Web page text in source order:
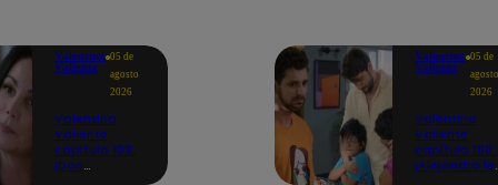
Valentina
Valiente
05 de
agosto
2026
Valentina
Valiente
capítulo 108:
¡Don
Valentina
Valiente
05 de
agosto
2026
Valentina
Valiente
capítulo 108:
¡Alejandro le